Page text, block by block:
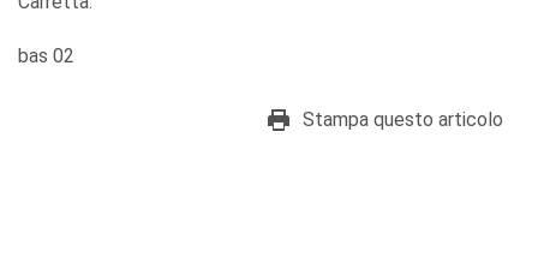
bas 02
Stampa questo articolo